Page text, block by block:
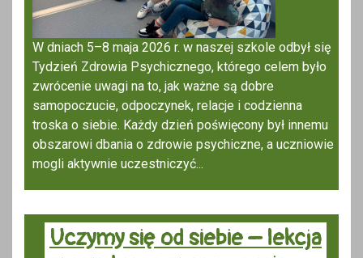
W dniach 5–8 maja 2026 r. w naszej szkole odbył się
Tydzień Zdrowia Psychicznego, którego celem było
zwrócenie uwagi na to, jak ważne są dobre
samopoczucie, odpoczynek, relacje i codzienna
troska o siebie. Każdy dzień poświęcony był innemu
obszarowi dbania o zdrowie psychiczne, a uczniowie
mogli aktywnie uczestniczyć...
Uczymy się od siebie – lekcja